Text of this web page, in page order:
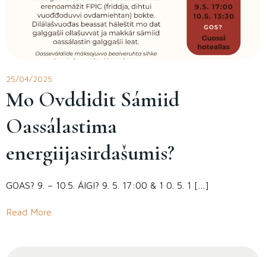
25/04/2025
Mo Ovddidit Sámiid
Oassálastima
energiijasirdašumis?
GOAS? 9. – 10.5. ÁIGI? 9. 5. 17:00 & 1 0. 5. 1 […]
Read More